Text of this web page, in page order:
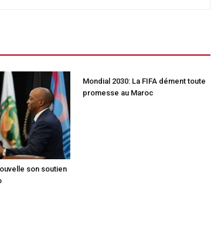
son soutien
Mondial 2030: La FIFA dément toute
promesse au Maroc